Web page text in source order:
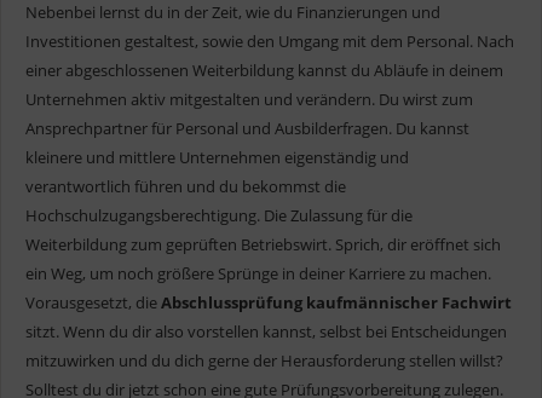
Nebenbei lernst du in der Zeit, wie du Finanzierungen und
Investitionen gestaltest, sowie den Umgang mit dem Personal. Nach
einer abgeschlossenen Weiterbildung kannst du Abläufe in deinem
Unternehmen aktiv mitgestalten und verändern. Du wirst zum
Ansprechpartner für Personal und Ausbilderfragen. Du kannst
kleinere und mittlere Unternehmen eigenständig und
verantwortlich führen und du bekommst die
Hochschulzugangsberechtigung. Die Zulassung für die
Weiterbildung zum geprüften Betriebswirt. Sprich, dir eröffnet sich
ein Weg, um noch größere Sprünge in deiner Karriere zu machen.
Vorausgesetzt, dieAbschlussprüfung kaufmännischer Fachwirt
sitzt. Wenn du dir also vorstellen kannst, selbst bei Entscheidungen
mitzuwirken und du dich gerne der Herausforderung stellen willst?
Solltest du dir jetzt schon eine gute Prüfungsvorbereitung zulegen.